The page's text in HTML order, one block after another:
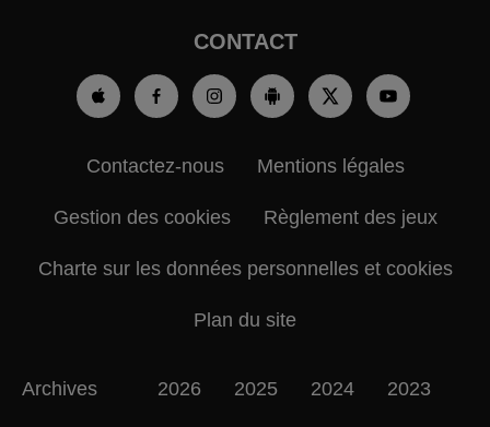
CONTACT
Contactez-nous Mentions légales
Gestion des cookies Règlement des jeux
Charte sur les données personnelles et cookies
Plan du site
Archives 2026 2025 2024 2023